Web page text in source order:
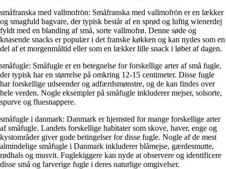
småfranska med vallmofrön: Småfranska med vallmofrön er en lækker
og smagfuld bagvare, der typisk består af en sprød og luftig wienerdej
fyldt med en blanding af små, sorte vallmofrø. Denne søde og
knasende snacks er populær i det franske køkken og kan nydes som en
del af et morgenmåltid eller som en lækker lille snack i løbet af dagen.
småfugle: Småfugle er en betegnelse for forskellige arter af små fugle,
der typisk har en størrelse på omkring 12-15 centimeter. Disse fugle
har forskellige udseender og adfærdsmønstre, og de kan findes over
hele verden. Nogle eksempler på småfugle inkluderer mejser, solsorte,
spurve og fluesnappere.
småfugle i danmark: Danmark er hjemsted for mange forskellige arter
af småfugle. Landets forskellige habitater som skove, haver, enge og
kystområder giver gode betingelser for disse fugle. Nogle af de mest
almindelige småfugle i Danmark inkluderer blåmejse, gærdesmutte,
rødhals og musvit. Fuglekiggere kan nyde at observere og identificere
disse små og farverige fugle i deres naturlige omgivelser.